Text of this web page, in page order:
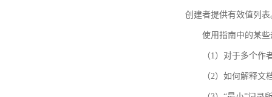
创建者提供有效值列表
使用指南中的某
（1）对于多个作
（2）如何解释文